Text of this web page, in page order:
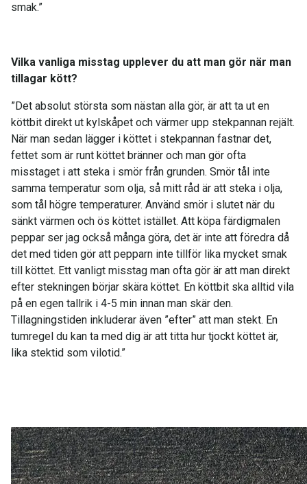
smak.”
Vilka vanliga misstag upplever du att man gör när man
tillagar kött?
”Det absolut största som nästan alla gör, är att ta ut en
köttbit direkt ut kylskåpet och värmer upp stekpannan rejält.
När man sedan lägger i köttet i stekpannan fastnar det,
fettet som är runt köttet bränner och man gör ofta
misstaget i att steka i smör från grunden. Smör tål inte
samma temperatur som olja, så mitt råd är att steka i olja,
som tål högre temperaturer. Använd smör i slutet när du
sänkt värmen och ös köttet istället. Att köpa färdigmalen
peppar ser jag också många göra, det är inte att föredra då
det med tiden gör att pepparn inte tillför lika mycket smak
till köttet. Ett vanligt misstag man ofta gör är att man direkt
efter stekningen börjar skära köttet. En köttbit ska alltid vila
på en egen tallrik i 4-5 min innan man skär den.
Tillagningstiden inkluderar även ”efter” att man stekt. En
tumregel du kan ta med dig är att titta hur tjockt köttet är,
lika stektid som vilotid.”